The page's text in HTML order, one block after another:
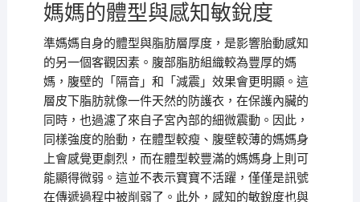
媽媽的體型與感知敏銳度
準媽媽自身的體型與脂肪層厚度，是影響胎動感知
的另一個客觀因素。腹部脂肪組織較為豐厚的媽
媽，腹壁的「隔音」和「減震」效果會更明顯。這
層皮下脂肪就像一件天然的防護衣，在保護內臟的
同時，也過濾了來自子宮內部的細微震動。因此，
同樣強度的胎動，在體型較瘦、腹壁較薄的媽媽身
上會感覺更劇烈，而在體型較豐滿的媽媽身上則可
能顯得微弱。這並不表示寶寶不活躍，僅僅是訊號
在傳遞過程中被削弱了。此外，感知的敏銳度也與